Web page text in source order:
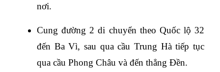
nơi.
Cung đường 2 di chuyển theo Quốc lộ 32
đến Ba Vì, sau qua cầu Trung Hà tiếp tục
qua cầu Phong Châu và đến thẳng Đền.